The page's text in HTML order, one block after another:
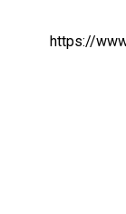
https://